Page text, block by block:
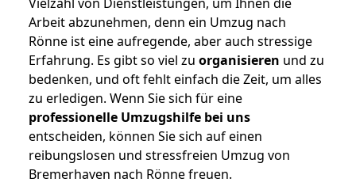
Arbeit abzunehmen, denn ein Umzug nach
Rönne ist eine aufregende, aber auch stressige
Erfahrung. Es gibt so viel zu organisieren und zu
bedenken, und oft fehlt einfach die Zeit, um alles
zu erledigen. Wenn Sie sich für eine
professionelle Umzugshilfe bei uns
entscheiden, können Sie sich auf einen
reibungslosen und stressfreien Umzug von
Bremerhaven nach Rönne freuen.